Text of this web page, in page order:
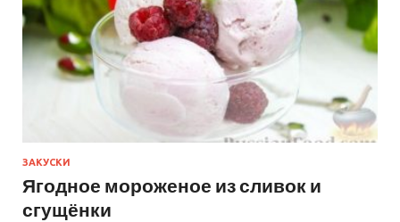
ЗАКУСКИ
Ягодное мороженое из сливок и
сгущёнки